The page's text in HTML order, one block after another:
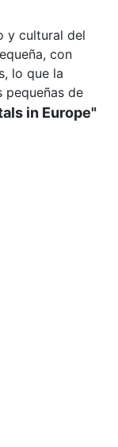
y cultural del
con
lo que la
pequeñas de
in Europe"